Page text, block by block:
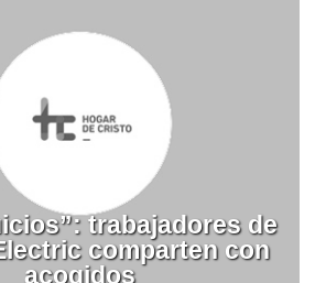
trabajadores de
comparten con
acogidos